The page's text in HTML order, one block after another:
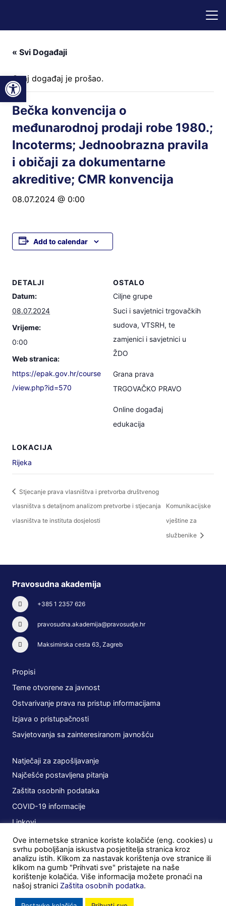
« Svi Događaji
Ovaj događaj je prošao.
Bečka konvencija o
međunarodnoj prodaji robe 1980.;
Incoterms; Jednoobrazna pravila
i običaji za dokumentarne
akreditive; CMR konvencija
08.07.2024 @ 0:00
Add to calendar
DETALJI
Datum:
08.07.2024
Vrijeme:
0:00
Web stranica:
https://epak.gov.hr/course
/view.php?id=570
LOKACIJA
Rijeka
OSTALO
Ciljne grupe
Suci i savjetnici trgovačkih
sudova, VTSRH, te
zamjenici i savjetnici u
ŽDO
Grana prava
TRGOVAČKO PRAVO
Online događaj
edukacija
Stjecanje prava vlasništva i pretvorba društvenog
vlasništva s detaljnom analizom pretvorbe i stjecanja
vlasništva te instituta dosjelosti
Komunikacijske
vještine za
službenike
Pravosudna akademija
+385 1 2357 626
pravosudna.akademija@pravosudje.hr
Maksimirska cesta 63, Zagreb
Propisi
Teme otvorene za javnost
Ostvarivanje prava na pristup informacijama
Izjava o pristupačnosti
Savjetovanja sa zainteresiranom javnošću
Natječaji za zapošljavanje
Najčešće postavljena pitanja
Zaštita osobnih podataka
COVID-19 informacije
Linkovi
Planovi
Javna nabava
Ugovori
Ove internetske stranice koriste kolačiće (eng. cookies) u
svrhu poboljšanja iskustva posjetitelja stranica kroz
analizu istih. Klikom za nastavak korištenja ove stranice ili
klikom na gumb "Prihvati sve" pristajete na naše
korištenje kolačića. Više informacija možete pronaći na
našoj stranici Zaštita osobnih podatka.
Open toolbar